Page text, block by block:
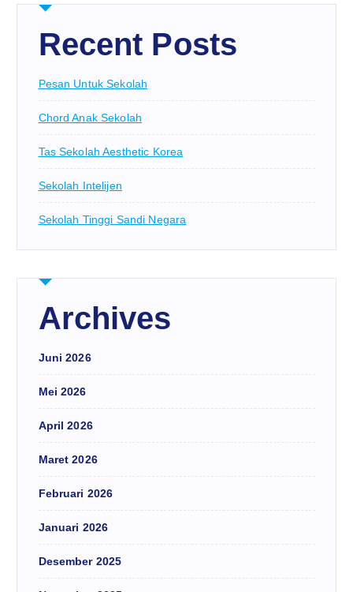
Recent Posts
Pesan Untuk Sekolah
Chord Anak Sekolah
Tas Sekolah Aesthetic Korea
Sekolah Intelijen
Sekolah Tinggi Sandi Negara
Archives
Juni 2026
Mei 2026
April 2026
Maret 2026
Februari 2026
Januari 2026
Desember 2025